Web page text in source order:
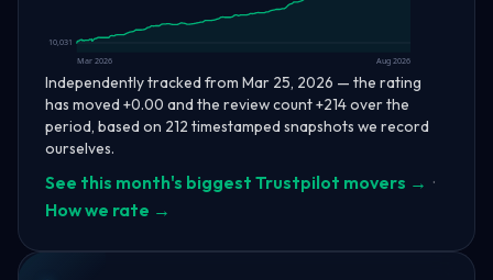
10,031
Mar 2026 Aug 2026
Independently tracked from Mar 25, 2026 — the rating
has moved +0.00 and the review count +214 over the
period, based on 212 timestamped snapshots we record
ourselves.
See this month's biggest Trustpilot movers → ·
How we rate →